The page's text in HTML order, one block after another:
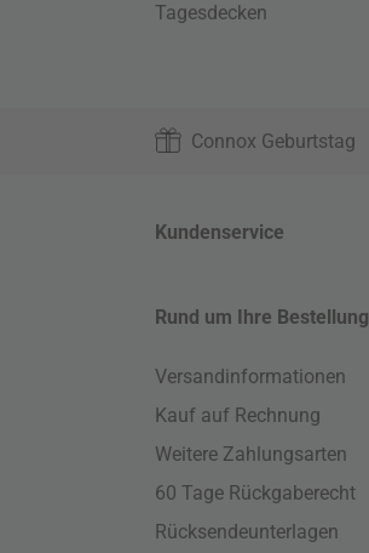
Tagesdecken
Connox Geburtstag
Kundenservice
Rund um Ihre Bestellung
Versandinformationen
Kauf auf Rechnung
Weitere Zahlungsarten
60 Tage Rückgaberecht
Rücksendeunterlagen